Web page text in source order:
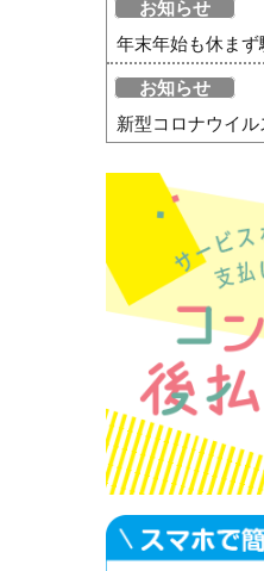
お知らせ
年末年始も休まず
お知らせ
新型コロナウイ